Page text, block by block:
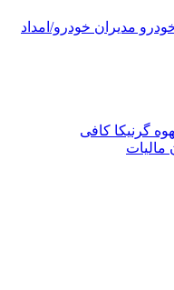
مدیران خودرو/امداد
گرنیکا کافی
مالیات